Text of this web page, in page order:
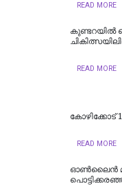
READ MORE
കുണ്ടറയിൽ
READ MORE
കോഴിക്കോട്
READ MORE
ഓൺലൈൻ